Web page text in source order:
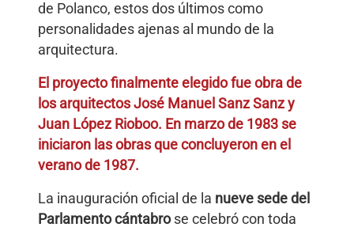
de Polanco, estos dos últimos como
personalidades ajenas al mundo de la
arquitectura.
El proyecto finalmente elegido fue obra de
los arquitectos José Manuel Sanz Sanz y
Juan López Rioboo. En marzo de 1983 se
iniciaron las obras que concluyeron en el
verano de 1987.
La inauguración oficial de la nueve sede del
Parlamento cántabrose celebró con toda